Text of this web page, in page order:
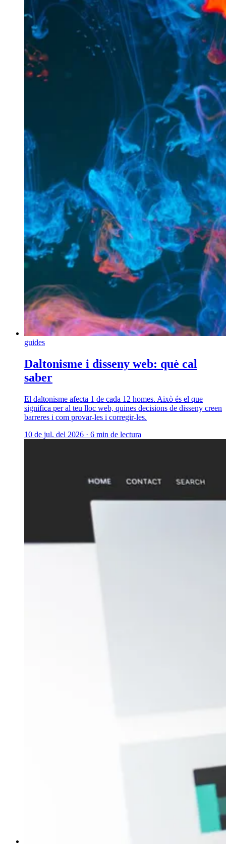
guides
Daltonisme i disseny web: què cal
saber
El daltonisme afecta 1 de cada 12 homes. Això és el que
significa per al teu lloc web, quines decisions de disseny creen
barreres i com provar-les i corregir-les.
10 de jul. del 2026 · 6 min de lectura